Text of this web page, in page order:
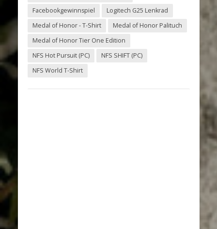
Facebookgewinnspiel
Logitech G25 Lenkrad
Medal of Honor - T-Shirt
Medal of Honor Palituch
Medal of Honor Tier One Edition
NFS Hot Pursuit (PC)
NFS SHIFT (PC)
NFS World T-Shirt